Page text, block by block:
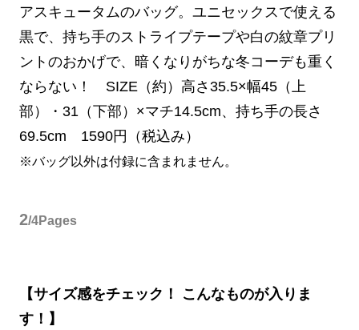
アスキュータムのバッグ。ユニセックスで使える
黒で、持ち手のストライプテープや白の紋章プリ
ントのおかげで、暗くなりがちな冬コーデも重く
ならない！ SIZE（約）高さ35.5×幅45（上
部）・31（下部）×マチ14.5cm、持ち手の長さ
69.5cm 1590円（税込み）
※バッグ以外は付録に含まれません。
2/4Pages
【サイズ感をチェック！ こんなものが入りま
す！】